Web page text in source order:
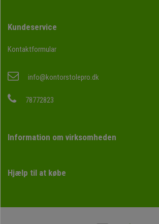
Kundeservice
Kontaktformular
info@kontorstolepro.dk
78772823
Information om virksomheden
Hjælp til at købe